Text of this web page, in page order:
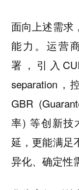
面向上述需求
能力。运营
署，引入
separation，
GBR
率) 等创新技
延，更能满足
异化、确定性